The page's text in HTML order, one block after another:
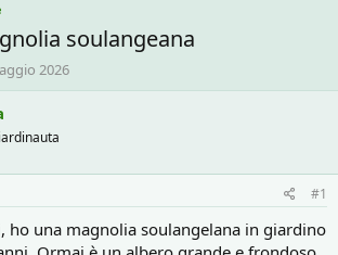
soulangeana
2026
#1
ho una magnolia soulangelana in giardino